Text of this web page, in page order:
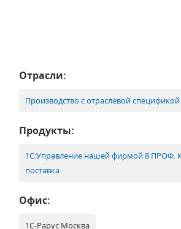
Отрасли:
Производство с отраслевой спецификой
Продукты:
1С:Управление нашей фирмой 8 ПРОФ.
поставка
Офис:
1С-Рарус Москва